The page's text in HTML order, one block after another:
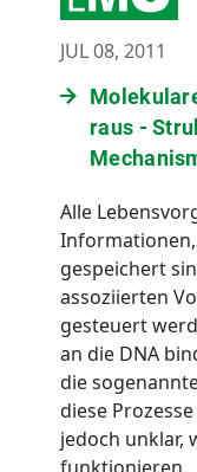
JUL 08, 2011
raus -
Alle
gespeichert
assoziierten
gesteuert
an die DNA
die
diese
jedoch unklar,